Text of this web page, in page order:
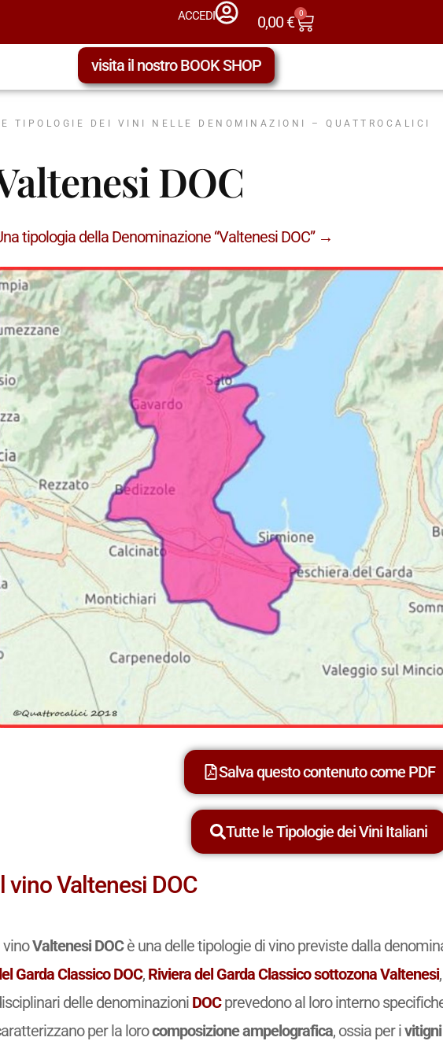
ACCEDI 0,00€ 0
visita il nostro BOOK SHOP
TIPOLOGIE DEI VINI NELLE DENOMINAZIONI – QUATTROCALICI
DOC
tipologia della Denominazione “Valtenesi DOC” →
Salva questo contenuto come PDF
Tutte le Tipologie dei Vini Italiani
vino Valtenesi DOC
vinoValtenesi DOCè una delle tipologie di vino previste dalla
Garda Classico DOC, Riviera del Garda Classico sottozona Valtenesi
delle denominazioni DOCprevedono al loro interno
per la lorocomposizione ampelografica, ossia per ivitigni